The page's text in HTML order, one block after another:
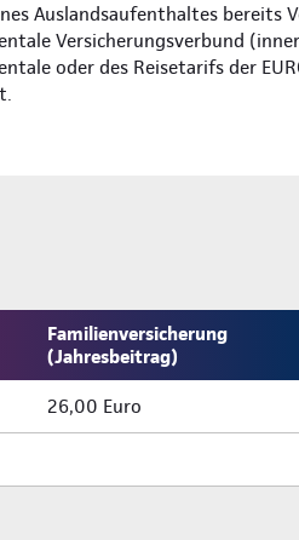
Auslandsaufenthaltes bereits
Versicherungsverbund
oder des Reisetarifs der
Familienversicherung
(Jahresbeitrag)
26,00 Euro